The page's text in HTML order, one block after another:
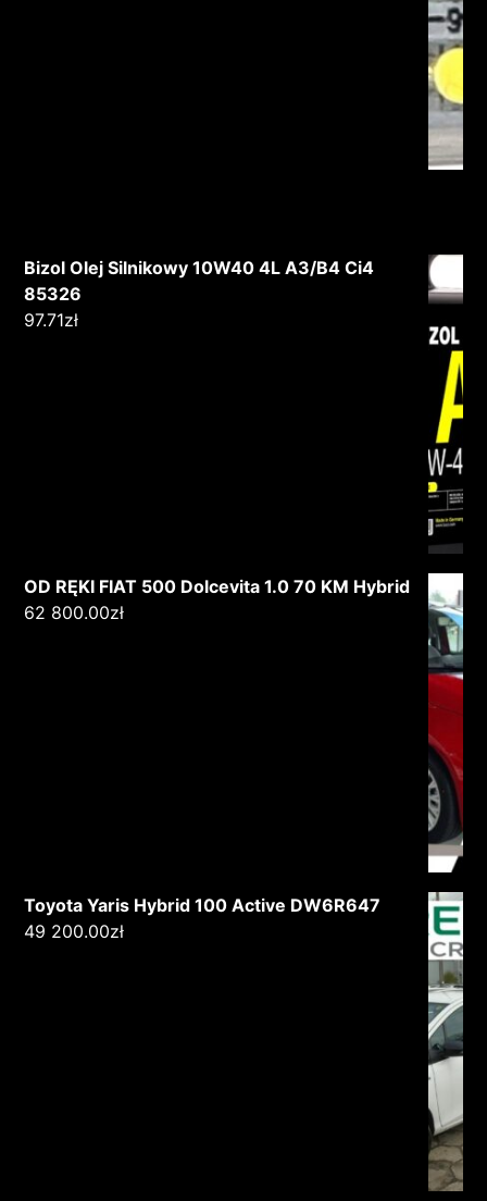
Bizol Olej Silnikowy 10W40 4L A3/B4 Ci4
85326
97.71zł
OD RĘKI FIAT 500 Dolcevita 1.0 70 KM Hybrid
62 800.00zł
Toyota Yaris Hybrid 100 Active DW6R647
49 200.00zł